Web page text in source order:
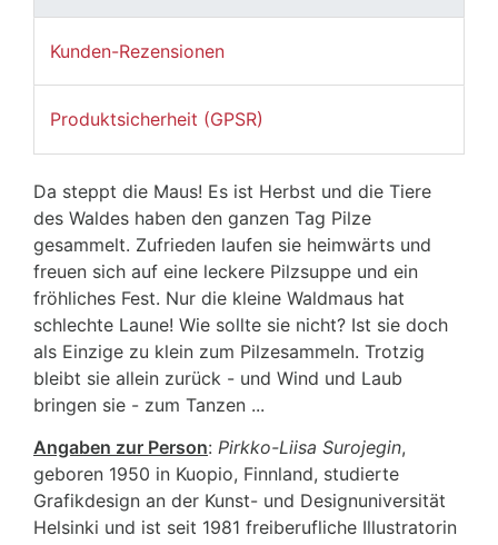
Kunden-Rezensionen
Produktsicherheit (GPSR)
Da steppt die Maus! Es ist Herbst und die Tiere
des Waldes haben den ganzen Tag Pilze
gesammelt. Zufrieden laufen sie heimwärts und
freuen sich auf eine leckere Pilzsuppe und ein
fröhliches Fest. Nur die kleine Waldmaus hat
schlechte Laune! Wie sollte sie nicht? Ist sie doch
als Einzige zu klein zum Pilzesammeln. Trotzig
bleibt sie allein zurück - und Wind und Laub
bringen sie - zum Tanzen ...
Angaben zur Person: Pirkko-Liisa Surojegin,
geboren 1950 in Kuopio, Finnland, studierte
Grafikdesign an der Kunst- und Designuniversität
Helsinki und ist seit 1981 freiberufliche Illustratorin